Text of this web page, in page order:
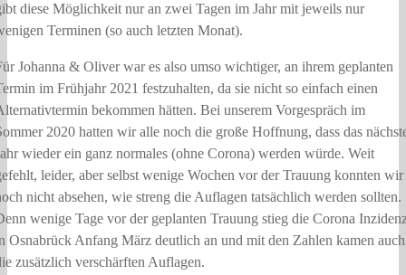
diese Möglichkeit nur an zwei Tagen im Jahr mit jeweils nur
Terminen (so auch letzten Monat).
Johanna & Oliver war es also umso wichtiger, an ihrem geplanten
im Frühjahr 2021 festzuhalten, da sie nicht so einfach einen
bekommen hätten. Bei unserem Vorgespräch im
2020 hatten wir alle noch die große Hoffnung, dass das
wieder ein ganz normales (ohne Corona) werden würde. Weit
leider, aber selbst wenige Wochen vor der Trauung konnten wir
nicht absehen, wie streng die Auflagen tatsächlich werden sollten.
wenige Tage vor der geplanten Trauung stieg die Corona
Osnabrück Anfang März deutlich an und mit den Zahlen kamen auch
zusätzlich verschärften Auflagen.